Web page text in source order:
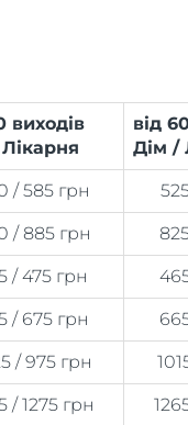
виходів
від
Дім /
/ 585 грн
/ 885 грн
/ 475 грн
/ 675 грн
/ 975 грн
/ 1275 грн